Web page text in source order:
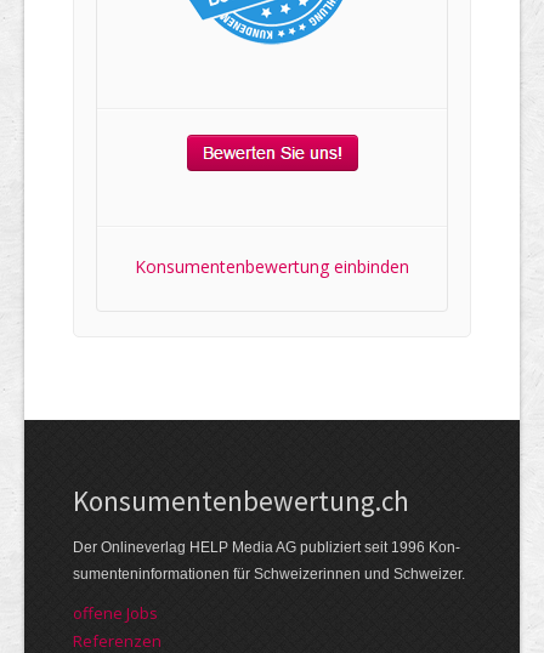
Konsumentenbewertung einbinden
Kon­su­menten­be­wer­tung.ch
Der Online­verlag HELP Media AG publi­ziert seit 1996 Kon­
su­menten­infor­mationen für Schwei­zerinnen und Schweizer.
offene Jobs
Referenzen